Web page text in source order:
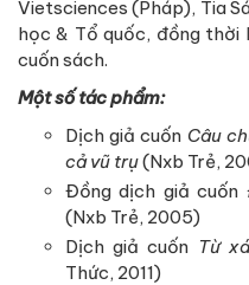
Vietsciences (Pháp), Tia
học & Tổ quốc, đồng thời
cuốn sách.
Một số tác phẩm:
Dịch giả cuốn Câu
cả vũ trụ(Nxb Trẻ,
Đồng dịch giả cuốn
(Nxb Trẻ, 2005)
Dịch giả cuốn Từ
Thức, 2011)